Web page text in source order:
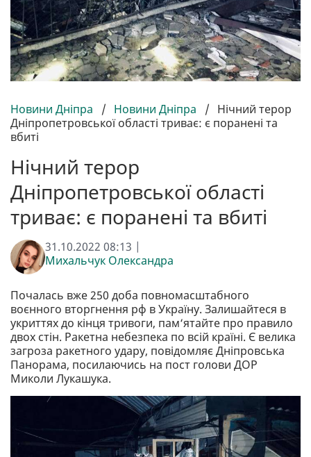
Новини Дніпра / Новини Дніпра / Нічний терор
Дніпропетровської області триває: є поранені та
вбиті
Нічний терор
Дніпропетровської області
триває: є поранені та вбиті
31.10.2022 08:13 |
Михальчук Олександра
Почалась вже 250 доба повномасштабного
воєнного вторгнення рф в Україну. Залишайтеся в
укриттях до кінця тривоги, пам‘ятайте про правило
двох стін. Ракетна небезпека по всій країні. Є велика
загроза ракетного удару, повідомляє Дніпровська
Панорама, посилаючись на пост голови ДОР
Миколи Лукашука.